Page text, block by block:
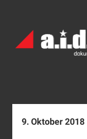
Archiv
München
9. Oktober 2018